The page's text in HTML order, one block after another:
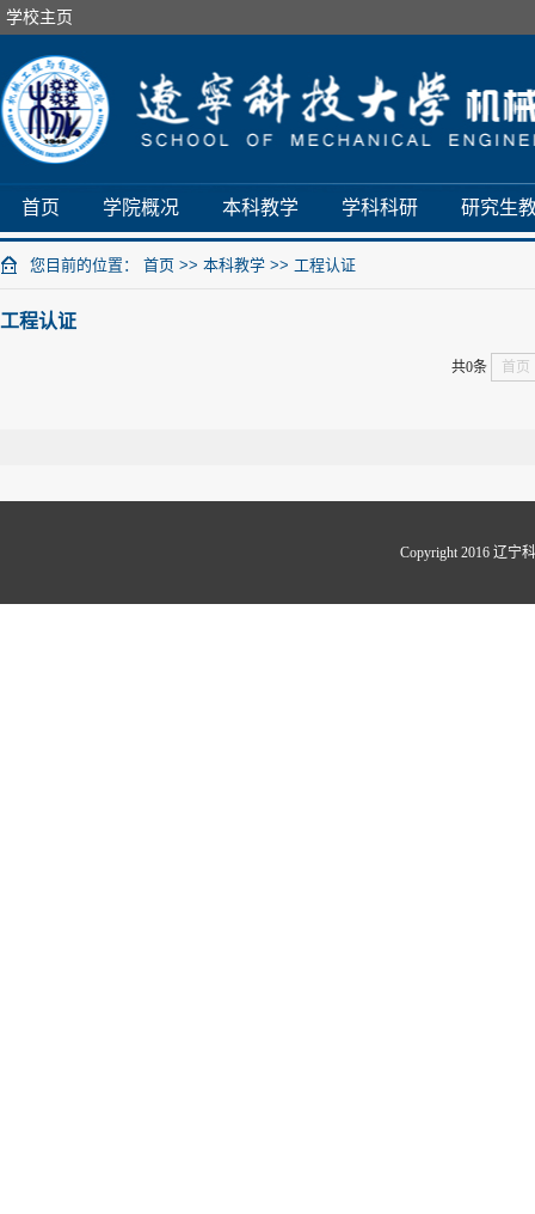
学校主页
首页 学院概况 本科教学 学科科研 研究生
您目前的位置： 首页 >> 本科教学 >> 工程认证
工程认证
共0条 首页
Copyright 2016 辽